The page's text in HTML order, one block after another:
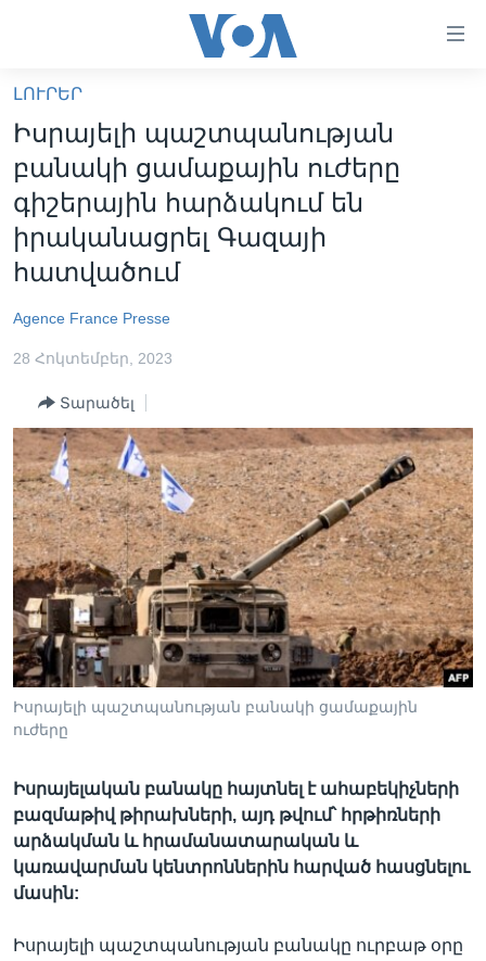
հիմնական
բովանդակությանը
անցնել
հիմնական
բովանդակությանը
հիմնական
բովանդակություն
ԼՈՒՐԵՐ
ՍՓՅՈՒՌՔ
ՏԵՍԱՆՅՈՒԹԵՐ
ՖԻԼՄԵՐ
ՖԻԼՄԵՐ
IN ENGLISH
ՄԵՐ ՄԱՍԻՆ
ՄԵՐ ՄԱՍԻՆ
ԿԱՊ ՄԵԶ ՀԵՏ
ՈՒԿՐԱԻՆԱԿԱՆ ՊԱՏԵՐԱԶՄ
Learning English
ՀԵՏԵՒԵՔ ՄԵԶ
Լեզուներ
ԼՈՒՐԵՐ
Իսրայելի պաշտպանության
բանակի ցամաքային ուժերը
գիշերային հարձակում են
իրականացրել Գազայի
հատվածում
Agence France Presse
28 Հոկտեմբեր, 2023
Տարածել
Իսրայելի պաշտպանության բանակի ցամաքային
ուժերը
Իսրայելական բանակը հայտնել է ահաբեկիչների
բազմաթիվ թիրախների, այդ թվում՝ հրթիռների
արձակման և հրամանատարական և
կառավարման կենտրոններին հարված հասցնելու
մասին:
Իսրայելի պաշտպանության բանակը ուրբաթ օրը